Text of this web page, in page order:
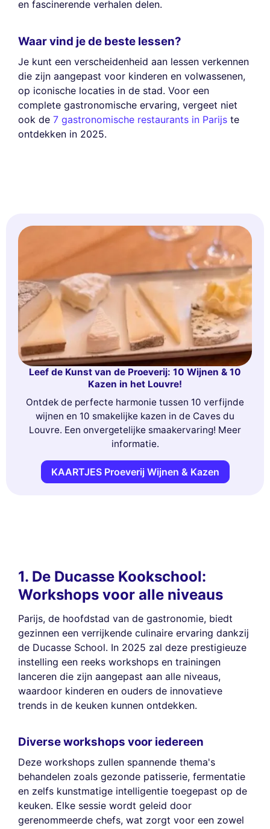
en fascinerende verhalen delen.
Waar vind je de beste lessen?
Je kunt een verscheidenheid aan lessen verkennen
die zijn aangepast voor kinderen en volwassenen,
op iconische locaties in de stad. Voor een
complete gastronomische ervaring, vergeet niet
ook de 7 gastronomische restaurants in Parijs te
ontdekken in 2025.
Leef de Kunst van de Proeverij: 10 Wijnen & 10
Kazen in het Louvre!
Ontdek de perfecte harmonie tussen 10 verfijnde
wijnen en 10 smakelijke kazen in de Caves du
Louvre. Een onvergetelijke smaakervaring! Meer
informatie.
KAARTJES Proeverij Wijnen & Kazen
1. De Ducasse Kookschool:
Workshops voor alle niveaus
Parijs, de hoofdstad van de gastronomie, biedt
gezinnen een verrijkende culinaire ervaring dankzij
de Ducasse School. In 2025 zal deze prestigieuze
instelling een reeks workshops en trainingen
lanceren die zijn aangepast aan alle niveaus,
waardoor kinderen en ouders de innovatieve
trends in de keuken kunnen ontdekken.
Diverse workshops voor iedereen
Deze workshops zullen spannende thema's
behandelen zoals gezonde patisserie, fermentatie
en zelfs kunstmatige intelligentie toegepast op de
keuken. Elke sessie wordt geleid door
gerenommeerde chefs, wat zorgt voor een zowel